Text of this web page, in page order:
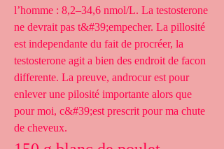
l’homme : 8,2–34,6 nmol/L. La testosterone
ne devrait pas t&#39;empecher. La pillosité
est independante du fait de procréer, la
testosterone agit a bien des endroit de facon
differente. La preuve, androcur est pour
enlever une pilosité importante alors que
pour moi, c&#39;est prescrit pour ma chute
de cheveux.